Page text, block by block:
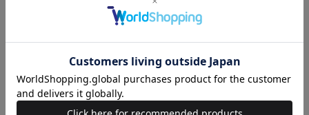
なし あり
光沢